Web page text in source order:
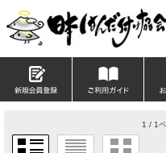
1 / 1